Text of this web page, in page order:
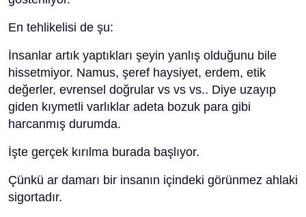
En tehlikelisi de şu:
İnsanlar artık yaptıkları şeyin yanlış olduğunu bile
hissetmiyor. Namus, şeref haysiyet, erdem, etik
değerler, evrensel doğrular vs vs vs.. Diye uzayıp
giden kıymetli varlıklar adeta bozuk para gibi
harcanmış durumda.
İşte gerçek kırılma burada başlıyor.
Çünkü ar damarı bir insanın içindeki görünmez ahlaki
sigortadır.